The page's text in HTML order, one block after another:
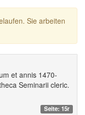
Sie arbeiten
et annis 1470-
Seminarii cleric.
Seite: 15r